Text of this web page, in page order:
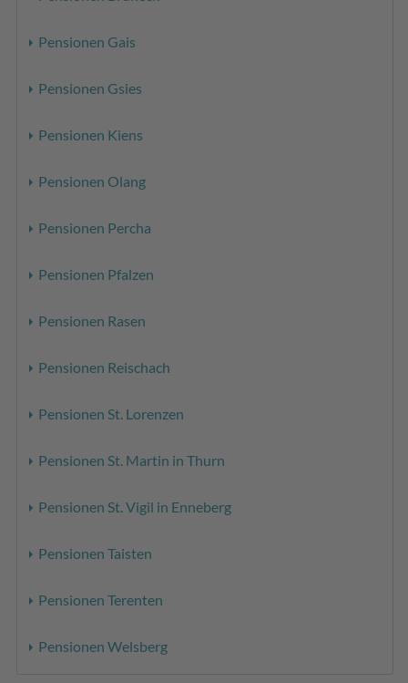
Pensionen Gais
Pensionen Gsies
Pensionen Kiens
Pensionen Olang
Pensionen Percha
Pensionen Pfalzen
Pensionen Rasen
Pensionen Reischach
Pensionen St. Lorenzen
Pensionen St. Martin in Thurn
Pensionen St. Vigil in Enneberg
Pensionen Taisten
Pensionen Terenten
Pensionen Welsberg